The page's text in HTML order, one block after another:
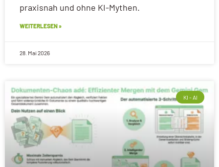
praxisnah und ohne KI-Mythen.
WEITERLESEN »
28. Mai 2026
KI - AI